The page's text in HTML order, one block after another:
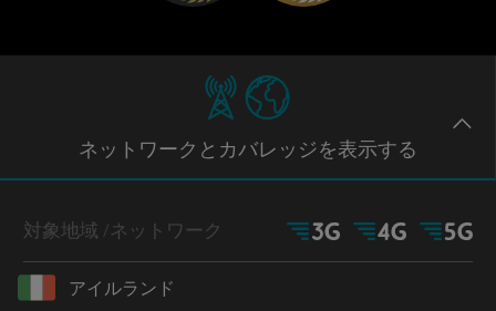
ネットワークとカバレッジを表示する
対象地域 /ネットワーク
アイルランド